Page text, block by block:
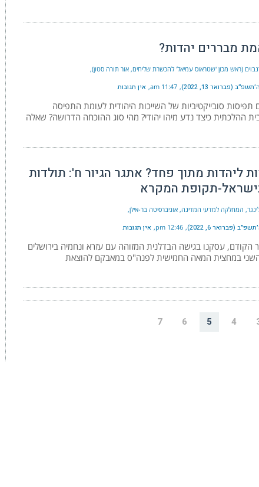
מבררים יהדות?
(ראש מכון 'שטראוס עמיאל' להכשרת שליחים, אור תורה סטון)
(פברואר 13, 2022) 11:47 am אין תגובות
תפיסות סובייקטיביות של השייכות היהודית לעומת התפיסה
ההלכתית כיצד נדע מיהו יהודי? מהי סוג ההוכחה הדרושה? שאלה
ליהדות מתוך פחד? אתגר הגיור ח': תולדות
תקופת המקרא
המחלקה למדעי המדינה, אוניברסיטה בר-אילן
(פברואר 6, 2022) 12:46 pm אין תגובות
הקודם, עסקנו בגישה הבדלנית המזוהה עם עזרא ונחמיה בירושלים
במחצית המאה החמישית לפנה"ס במאבקם להוצאת
4
5
6
7